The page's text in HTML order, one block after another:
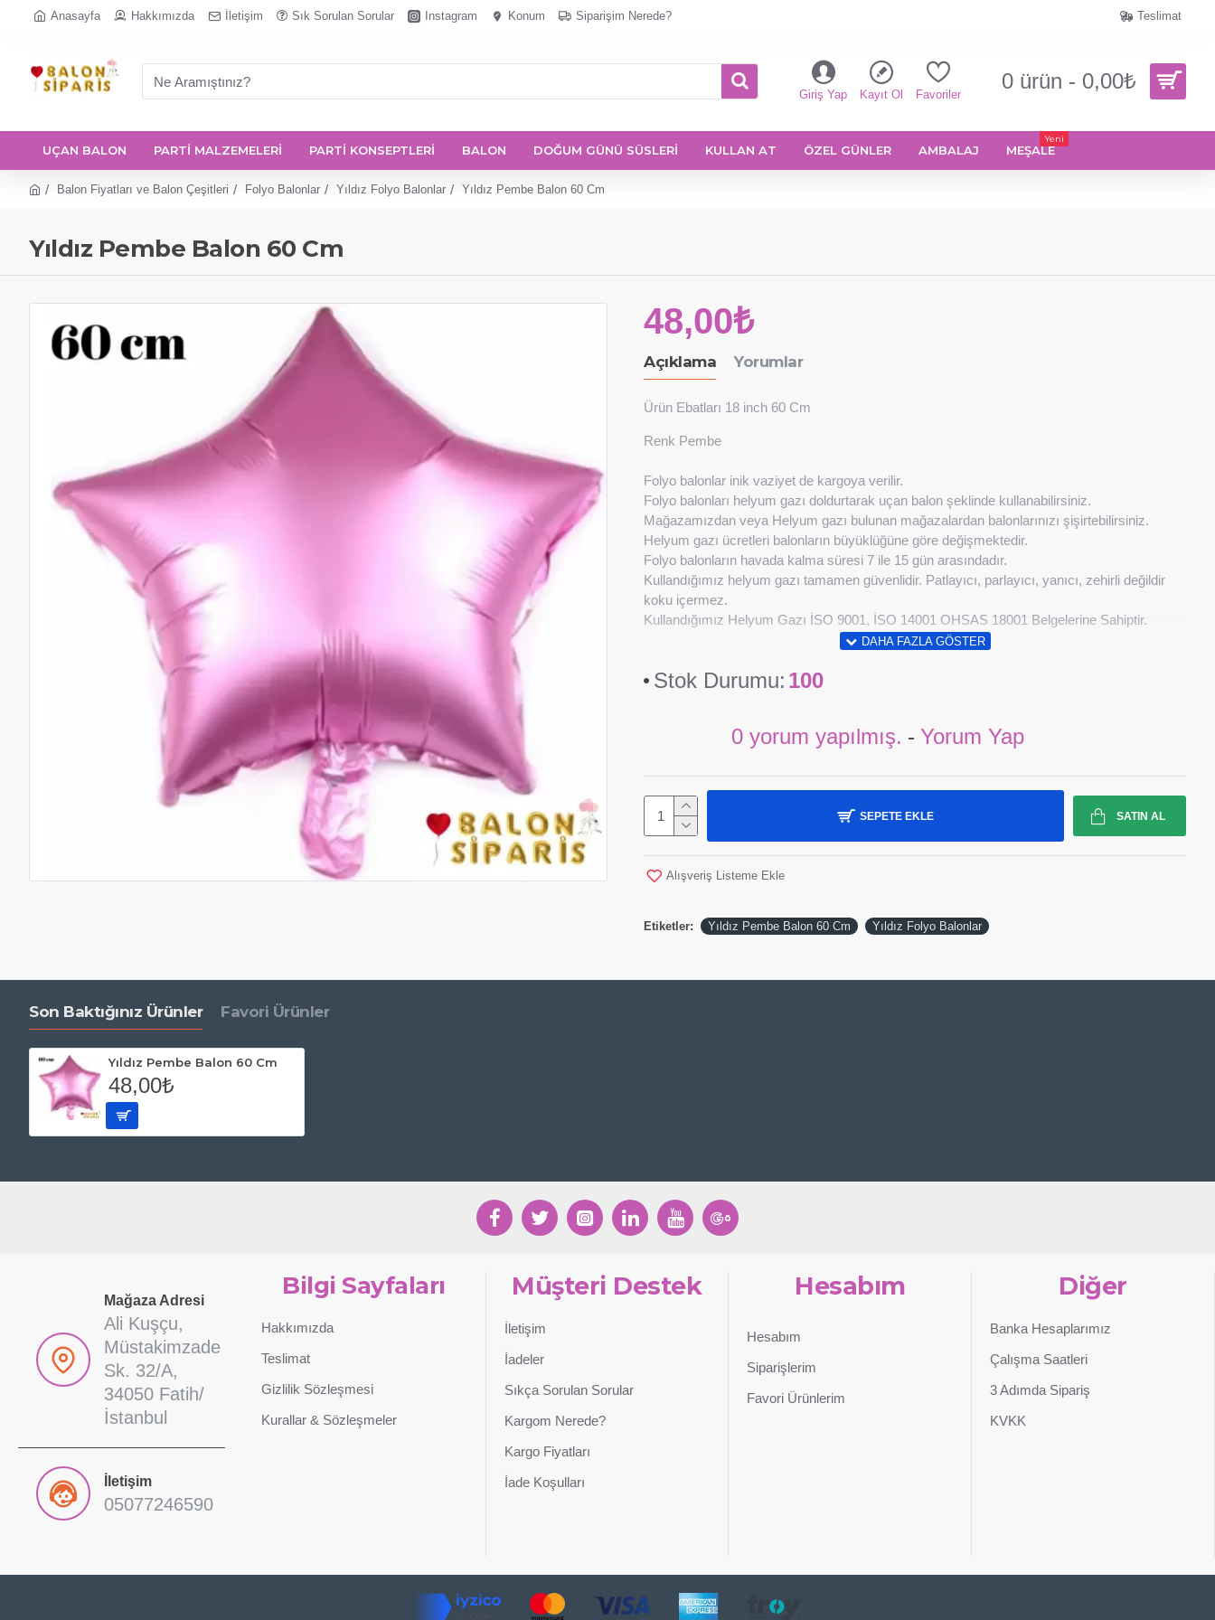
Anasayfa Hakkımızda İletişim Sık Sorulan Sorular Instagram Konum Siparişim Nerede? Teslimat
Giriş Yap Kayıt Ol Favoriler
0 ürün - 0,00₺
UÇAN BALON PARTİ MALZEMELERİ PARTİ KONSEPTLERİ BALON DOĞUM GÜNÜ SÜSLERİ KULLAN AT ÖZEL GÜNLER AMBALAJ MEŞALE
Yeni
Balon Fiyatları ve Balon Çeşitleri Folyo Balonlar Yıldız Folyo Balonlar Yıldız Pembe Balon 60 Cm
Yıldız Pembe Balon 60 Cm
Açıklama Yorumlar
Ürün Ebatları 18 inch 60 Cm
Renk Pembe
Folyo balonlar inik vaziyet de kargoya verilir.
Folyo balonları helyum gazı doldurtarak uçan balon şeklinde kullanabilirsiniz.
Mağazamızdan veya Helyum gazı bulunan mağazalardan balonlarınızı şişirtebilirsiniz.
Helyum gazı ücretleri balonların büyüklüğüne göre değişmektedir.
Folyo balonların havada kalma süresi 7 ile 15 gün arasındadır.
Kullandığımız helyum gazı tamamen güvenlidir. Patlayıcı, parlayıcı, yanıcı, zehirli değildir
koku içermez.
Kullandığımız Helyum Gazı İSO 9001, İSO 14001 OHSAS 18001 Belgelerine Sahiptir.
Stok Durumu: 100
0 yorum yapılmış. - Yorum Yap
48,00₺
SEPETE EKLE SATIN AL
Alışveriş Listeme Ekle
Etiketler: Yıldız Pembe Balon 60 Cm Yıldız Folyo Balonlar
Son Baktığınız Ürünler Favori Ürünler
Yıldız Pembe Balon 60 Cm
48,00₺
Mağaza Adresi
Ali Kuşçu,
Müstakimzade
Sk. 32/A,
34050 Fatih/
İstanbul
İletişim
05077246590
Bilgi Sayfaları
Hakkımızda
Teslimat
Gizlilik Sözleşmesi
Kurallar & Sözleşmeler
Müşteri Destek
İletişim
İadeler
Sıkça Sorulan Sorular
Kargom Nerede?
Kargo Fiyatları
İade Koşulları
Hesabım
Hesabım
Siparişlerim
Favori Ürünlerim
Diğer
Banka Hesaplarımız
Çalışma Saatleri
3 Adımda Sipariş
KVKK